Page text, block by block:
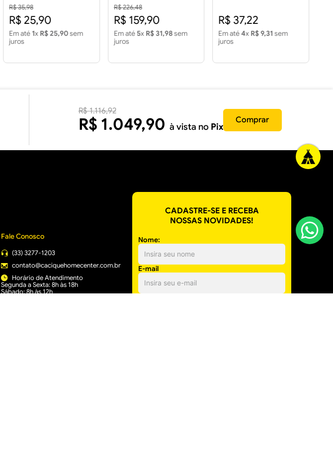
Finalle Retificado LD 2.15
m2 - FORMIGRES
R$ 35,98
R$ 25,90
Em até 1x R$ 25,90sem
juros
R$ 226,48
R$ 159,90
Em até 5x R$ 31,98sem
juros
Acetinado LC 3.43 m2
R$ 37,22
Em até4x R$ 9,31 sem
juros
R$ 1.116,92
R$ 1.049,90 à vista no Pix
Comprar
Fale Conosco
(33) 3277-1203
contato@caciquehomecenter.com.br
Horário de Atendimento
Segunda a Sexta: 8h às 18h
Sábado: 8h às 12h
CADASTRE-SE E RECEBA
NOSSAS NOVIDADES!
Nome:
E-mail